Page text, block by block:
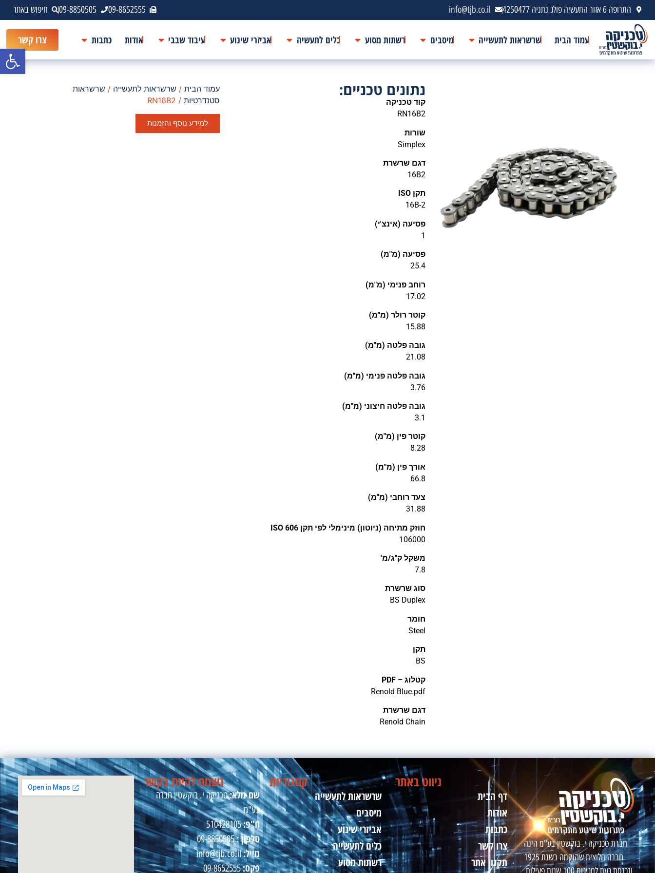
התרופה 6 אזור התעשיה פולג נתניה 4250477 info@tjb.co.il
09-8652555
09-8850505 חיפוש באתר
עמוד הבית שרשראות לתעשייה מיסבים רשתות מסוע כלים לתעשיה אביזרי שינוע עיבוד שבבי אודות כתבות צרו קשר
נתונים טכניים:
קוד טכניקה
RN16B2
שורות
Simplex
דגם שרשרת
16B2
תקן ISO
16B-2
פסיעה (אינצ'י)
1
פסיעה (מ"מ)
25.4
רוחב פנימי (מ"מ)
17.02
קוטר רולר (מ"מ)
15.88
גובה פלטה (מ"מ)
21.08
גובה פלטה פנימי (מ"מ)
3.76
גובה פלטה חיצוני (מ"מ)
3.1
קוטר פין (מ"מ)
8.28
אורך פין (מ"מ)
66.8
צעד רוחבי (מ"מ)
31.88
חוזק מתיחה (ניוטון) מינימלי לפי תקן ISO 606
106000
משקל ק"ג/מ'
7.8
סוג שרשרת
BS Duplex
חומר
Steel
תקן
BS
קטלוג – PDF
Renold Blue.pdf
דגם שרשרת
Renold Chain
עמוד הבית/ שרשראות לתעשייה / שרשראות
סטנדרטיות/ RN16B2
למידע נוסף והזמנות
חברת טכניקה י. בוקשטין בע"מ הינה
חברה חלוצית שהוקמה בשנת 1925
ונכנסת כעת לחגיגות 100 שנות פעילות.
ניווט באתר
דף הבית
אודות
כתבות
צרו קשר
תקנון אתר
קטגוריות
שרשראות לתעשייה
מיסבים
אביזרי שינוע
כלים לתעשייה
רשתות מסוע
נשמח להיות בקשר
שם מלא:טכניקה י. בוקשטין חברה
בע"מ
ח"פ:510428105
טלפון :09-8850505
מייל:info@tjb.co.il
פקס:09-8652555
פתח